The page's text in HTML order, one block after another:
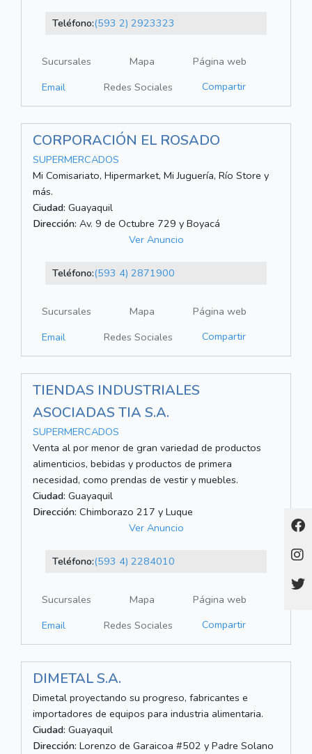
Teléfono:(593 2) 2923323
Sucursales Mapa
Página web
Email
Redes Sociales Compartir
CORPORACIÓN EL ROSADO
SUPERMERCADOS
Mi Comisariato, Hipermarket, Mi Juguería, Río Store y
más.
Ciudad: Guayaquil
Dirección: Av. 9 de Octubre 729 y Boyacá
Ver Anuncio
Teléfono:(593 4) 2871900
Sucursales Mapa
Página web
Email
Redes Sociales Compartir
TIENDAS INDUSTRIALES
ASOCIADAS TIA S.A.
SUPERMERCADOS
Venta al por menor de gran variedad de productos
alimenticios, bebidas y productos de primera
necesidad, como prendas de vestir y muebles.
Ciudad: Guayaquil
Dirección: Chimborazo 217 y Luque
Ver Anuncio
Teléfono:(593 4) 2284010
Sucursales Mapa
Página web
Email
Redes Sociales Compartir
DIMETAL S.A.
Dimetal proyectando su progreso, fabricantes e
importadores de equipos para industria alimentaria.
Ciudad: Guayaquil
Dirección: Lorenzo de Garaicoa #502 y Padre Solano